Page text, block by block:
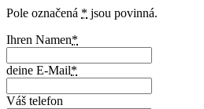
Pole označená * jsou povinná.
Ihren Namen*
deine E-Mail*
Váš telefon